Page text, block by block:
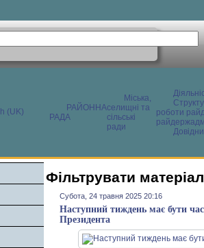
РАЙОННА
РАДА
Міська,
селищні та
сільські
ради
роботи
Фільтрувати
Субота, 24 травня 2025 20:16
Наступний тиждень має бути
Президента